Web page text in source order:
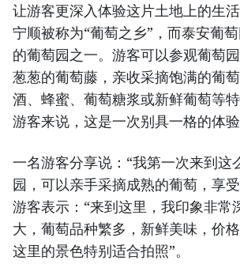
让游客更深入体验这片土地上的生活
宁顺被称为“葡萄之乡”，而泰安葡
的葡萄园之一。游客可以参观葡萄
葱葱的葡萄藤，亲收采摘饱满的葡
酒、蜂蜜、葡萄糖浆或新鲜葡萄等
游客来说，这是一次别具一格的体验
一名游客分享说：“我第一次来到这
园，可以亲手采摘成熟的葡萄，享
游客表示：“来到这里，我印象非常
大，葡萄品种繁多，新鲜美味，价
这里的景色特别适合拍照”。